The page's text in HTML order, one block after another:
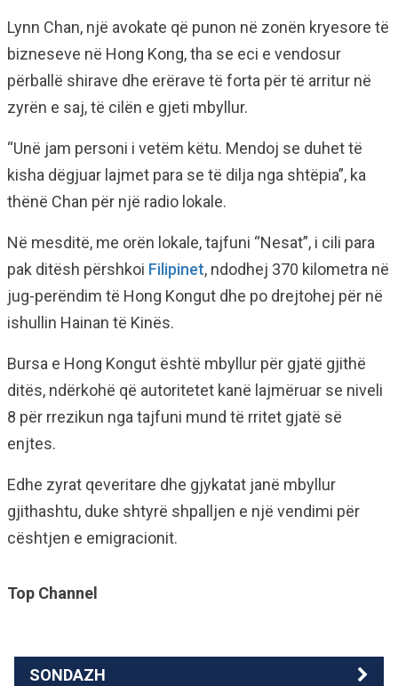
Lynn Chan, një avokate që punon në zonën kryesore të
bizneseve në Hong Kong, tha se eci e vendosur
përballë shirave dhe erërave të forta për të arritur në
zyrën e saj, të cilën e gjeti mbyllur.
“Unë jam personi i vetëm këtu. Mendoj se duhet të
kisha dëgjuar lajmet para se të dilja nga shtëpia”, ka
thënë Chan për një radio lokale.
Në mesditë, me orën lokale, tajfuni “Nesat”, i cili para
pak ditësh përshkoi Filipinet, ndodhej 370 kilometra në
jug-perëndim të Hong Kongut dhe po drejtohej për në
ishullin Hainan të Kinës.
Bursa e Hong Kongut është mbyllur për gjatë gjithë
ditës, ndërkohë që autoritetet kanë lajmëruar se niveli
8 për rrezikun nga tajfuni mund të rritet gjatë së
enjtes.
Edhe zyrat qeveritare dhe gjykatat janë mbyllur
gjithashtu, duke shtyrë shpalljen e një vendimi për
cështjen e emigracionit.
Top Channel
SONDAZH